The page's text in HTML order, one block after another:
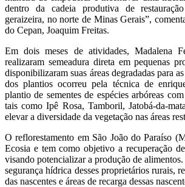
dentro da cadeia produtiva de
geraizeira, no norte de Minas Gerais”,
do Cepan, Joaquim Freitas.
Em dois meses de atividades, Madalena
realizaram semeadura direta em pequenas
disponibilizaram suas áreas degradadas para
dos plantios ocorreu pela técnica de
plantio de sementes de espécies arbóreas
tais como Ipê Rosa, Tamboril, Jatobá-da-
elevar a diversidade da vegetação nas áreas
O reflorestamento em São João do Paraíso
Ecosia e tem como objetivo a recuperação
visando potencializar a produção de
segurança hídrica desses proprietários rurais,
das nascentes e áreas de recarga dessas